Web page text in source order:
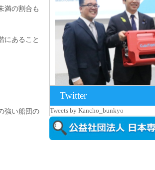
満の割合も
にあること
強い船団の
京都大iCeMS等を視察した
大...
Twitter
Tweets by Kancho_bunkyo